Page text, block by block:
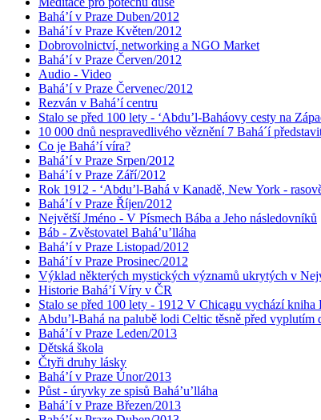
Bahá’í v Praze Duben/2012
Bahá’í v Praze Květen/2012
Dobrovolnictví, networking a NGO Market
Bahá’í v Praze Červen/2012
Audio - Video
Bahá’í v Praze Červenec/2012
Rezván v Bahá’í centru
Stalo se před 100 lety - ‘Abdu’l-Baháovy cesty na
10 000 dnů nespravedlivého věznění 7 Bahá´í
Co je Bahá’í víra?
Bahá’í v Praze Srpen/2012
Bahá’í v Praze Září/2012
Rok 1912 - ‘Abdu’l-Bahá v Kanadě, New York -
Bahá’í v Praze Říjen/2012
Největší Jméno - V Písmech Bába a Jeho následovníků
Báb - Zvěstovatel Bahá’u’lláha
Bahá’í v Praze Listopad/2012
Bahá’í v Praze Prosinec/2012
Výklad některých mystických významů ukrytých v
Historie Bahá’í Víry v ČR
Stalo se před 100 lety - 1912 V Chicagu vychází kniha
Abdu’l-Bahá na palubě lodi Celtic těsně před
Bahá’í v Praze Leden/2013
Dětská škola
Čtyři druhy lásky
Bahá’í v Praze Únor/2013
Půst - úryvky ze spisů Bahá’u’lláha
Bahá’í v Praze Březen/2013